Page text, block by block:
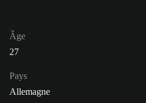
Âge
27
Pays
Allemagne